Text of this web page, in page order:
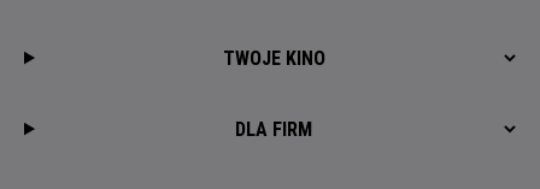
TWOJE KINO
DLA FIRM